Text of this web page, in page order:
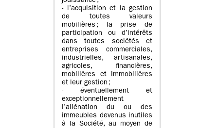
- l’acquisition et la gestion
de toutes valeurs
mobilières ; la prise de
participation ou d’intérêts
dans toutes sociétés et
entreprises commerciales,
industrielles, artisanales,
agricoles, financières,
mobilières et immobilières
et leur gestion ;
- éventuellement et
exceptionnellement
l’aliénation du ou des
immeubles devenus inutiles
à la Société, au moyen de